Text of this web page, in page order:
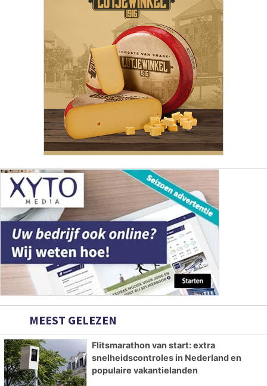
MEEST GELEZEN
Flitsmarathon van start: extra
snelheidscontroles in Nederland en
populaire vakantielanden